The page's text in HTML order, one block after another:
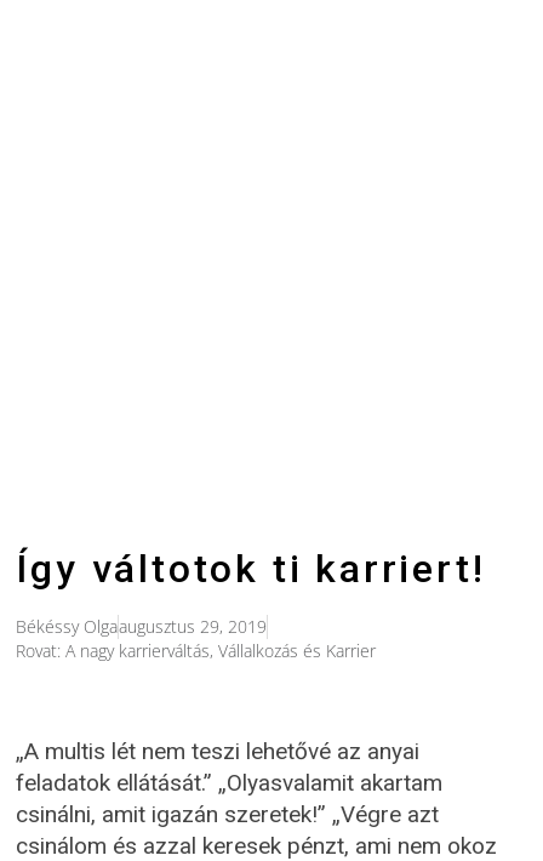
Így váltotok ti karriert!
Békéssy Olgaaugusztus 29, 2019
Rovat:A nagy karrierváltás,Vállalkozás és Karrier
„A multis lét nem teszi lehetővé az anyai
feladatok ellátását.” „Olyasvalamit akartam
csinálni, amit igazán szeretek!” „Végre azt
csinálom és azzal keresek pénzt, ami nem okoz